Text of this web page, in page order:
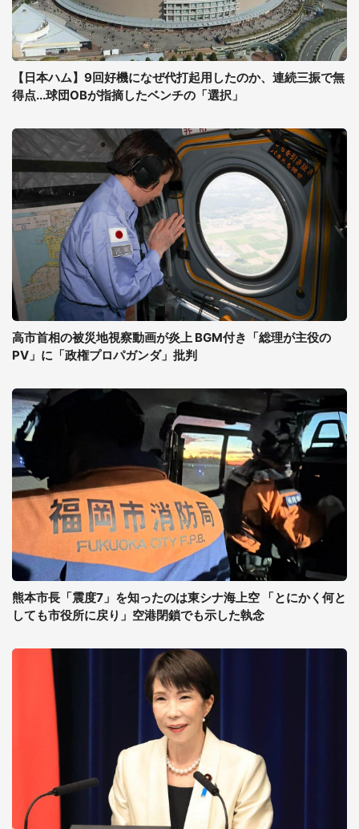
【日本ハム】9回好機になぜ代打起用したのか、連続三振で無
得点...球団OBが指摘したベンチの「選択」
高市首相の被災地視察動画が炎上 BGM付き「総理が主役の
PV」に「政権プロパガンダ」批判
熊本市長「震度7」を知ったのは東シナ海上空 「とにかく何と
しても市役所に戻り」空港閉鎖でも示した執念